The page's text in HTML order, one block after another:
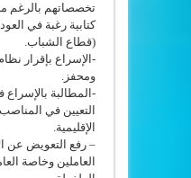
تخصصاتهم بالرغم
كتابية رغبة في
(قطاع الشباب.
-الإسراع بإقرار
ومحفز.
-المطالبة
التعيين في
الإقليمية.
– رفع التعويض عن
العاملين وخاصة